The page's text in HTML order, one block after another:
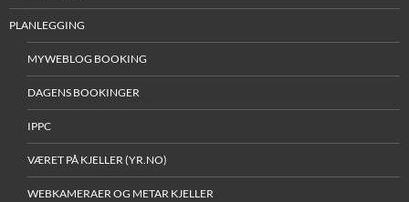
PLANLEGGING
MYWEBLOG BOOKING
DAGENS BOOKINGER
IPPC
VÆRET PÅ KJELLER (YR.NO)
WEBKAMERAER OG METAR KJELLER